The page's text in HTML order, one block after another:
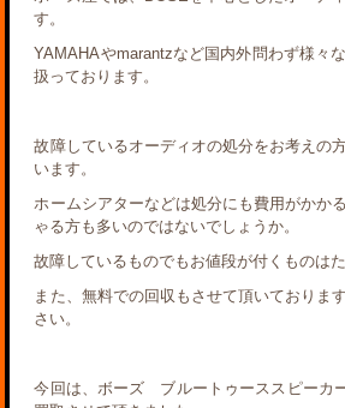
す。
YAMAHAやmarantzなど国内外問わず様々
扱っております。
故障しているオーディオの処分をお考えの
います。
ホームシアターなどは処分にも費用がかか
ゃる方も多いのではないでしょうか。
故障しているものでもお値段が付くものは
また、無料での回収もさせて頂いておりま
さい。
今回は、ボーズ ブルートゥーススピーカ